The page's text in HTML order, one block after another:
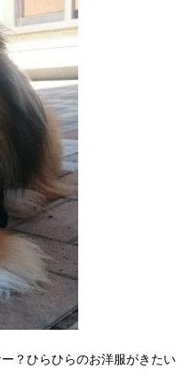
？ひらひらのお洋服がきたい